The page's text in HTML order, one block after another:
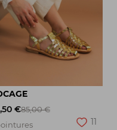
€85,00 €
11